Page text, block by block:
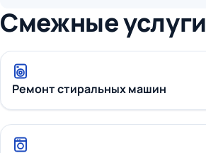
Смежные услуги
Ремонт стиральных машин